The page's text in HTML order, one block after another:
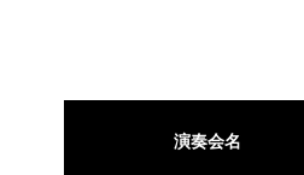
演奏会名